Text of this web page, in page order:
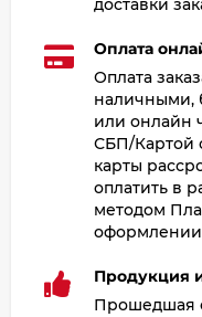
доставки
Оплата
Оплата
наличными,
или онлайн
СБП/Картой
карты
оплатить в
методом
оформлении
Продукция
Прошедшая